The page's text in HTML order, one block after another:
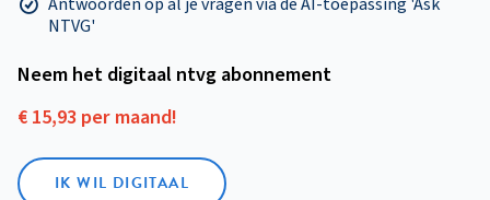
Antwoorden op al je vragen via de AI-toepassing 'Ask
NTVG'
Neem het digitaal ntvg abonnement
€ 15,93 per maand!
IK WIL DIGITAAL